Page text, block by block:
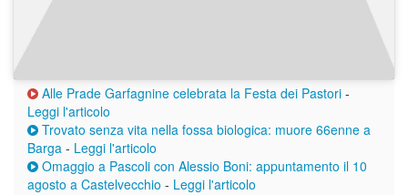
Alle Prade Garfagnine celebrata la Festa dei Pastori -
Leggi l'articolo
Trovato senza vita nella fossa biologica: muore 66enne a
Barga - Leggi l'articolo
Omaggio a Pascoli con Alessio Boni: appuntamento il 10
agosto a Castelvecchio - Leggi l'articolo